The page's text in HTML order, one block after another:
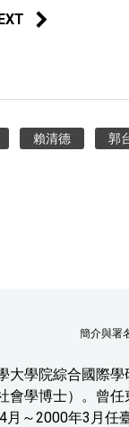
賴清德 郭
簡介與署
大學院綜合國際學
會學博士）。曾任
月～2000年3月任